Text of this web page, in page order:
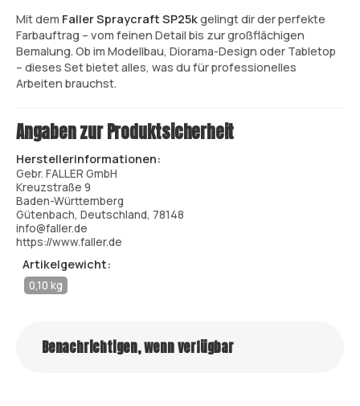
Mit dem Faller Spraycraft SP25kgelingt dir der perfekte
Farbauftrag – vom feinen Detail bis zur großflächigen
Bemalung. Ob im Modellbau, Diorama-Design oder Tabletop
– dieses Set bietet alles, was du für professionelles
Arbeiten brauchst.
Angaben zur Produktsicherheit
Herstellerinformationen:
Gebr. FALLER GmbH
Kreuzstraße 9
Baden-Württemberg
Gütenbach, Deutschland, 78148
info@faller.de
https://www.faller.de
Artikelgewicht:
0,10 kg
Benachrichtigen, wenn verfügbar